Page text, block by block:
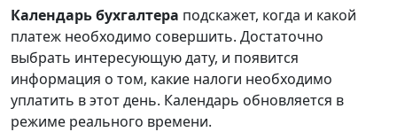
Календарьбухгалтера подскажет, когда и какой
платеж необходимо совершить. Достаточно
выбрать интересующую дату, и появится
информация о том, какие налоги необходимо
уплатить в этот день. Календарь обновляется в
режиме реального времени.